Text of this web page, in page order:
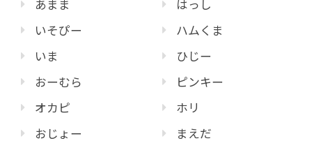
あまま
いそぴー
いま
おーむら
オカピ
おじょー
はっし
ハムくま
ひじー
ピンキー
ホリ
まえだ